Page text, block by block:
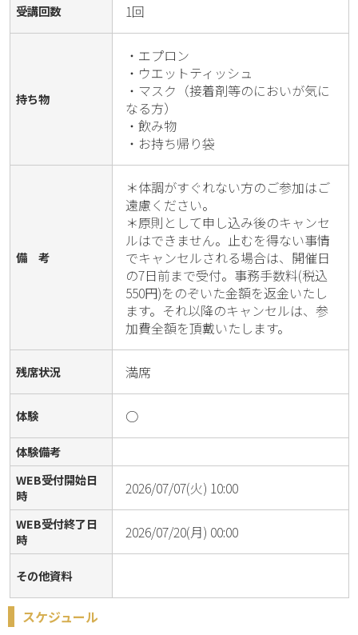
受講回数 1回
持ち物
・エプロン
・ウエットティッシュ
・マスク（接着剤等のにおいが気に
なる方）
・飲み物
・お持ち帰り袋
備 考
＊体調がすぐれない方のご参加はご
遠慮ください。
＊原則として申し込み後のキャンセ
ルはできません。止むを得ない事情
でキャンセルされる場合は、開催日
の7日前まで受付。事務手数料(税込
550円)をのぞいた金額を返金いたし
ます。それ以降のキャンセルは、参
加費全額を頂戴いたします。
残席状況 満席
体験 ○
体験備考
WEB受付開始日
時
2026/07/07(火) 10:00
WEB受付終了日
時
2026/07/20(月) 00:00
その他資料
スケジュール